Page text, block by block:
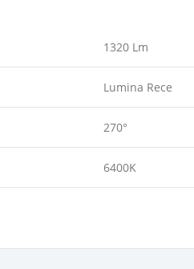
1320 Lm
Lumina Rece
270°
6400K